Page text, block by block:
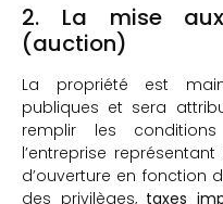
2. La mise
(auction)
La propriété est
publiques et sera
remplir les
l’entreprise
d’ouverture en fonction
des privilèges, taxes